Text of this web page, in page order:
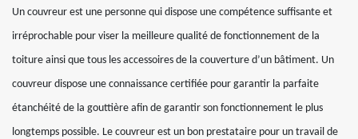
Un couvreur est une personne qui dispose une compétence suffisante et
irréprochable pour viser la meilleure qualité de fonctionnement de la
toiture ainsi que tous les accessoires de la couverture d’un bâtiment. Un
couvreur dispose une connaissance certifiée pour garantir la parfaite
étanchéité de la gouttière afin de garantir son fonctionnement le plus
longtemps possible. Le couvreur est un bon prestataire pour un travail de